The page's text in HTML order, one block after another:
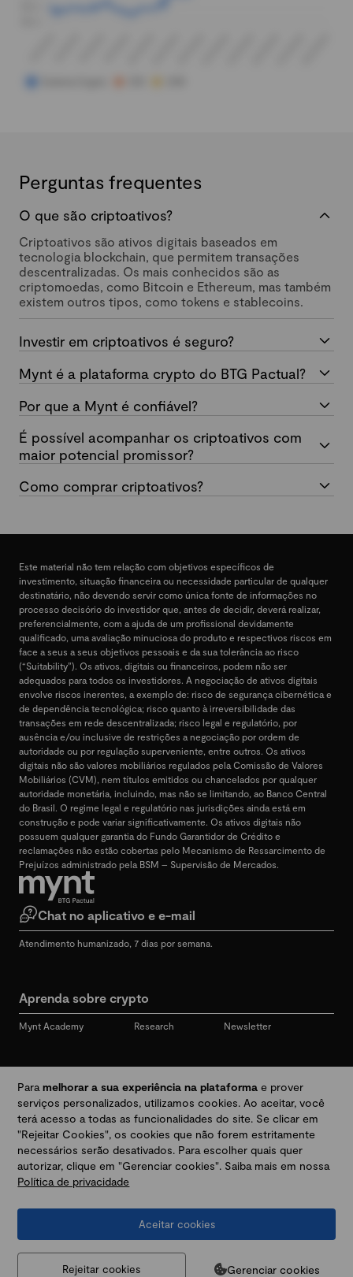
Perguntas frequentes
O que são criptoativos?
Criptoativos são ativos digitais baseados em
tecnologia blockchain, que permitem transações
descentralizadas. Os mais conhecidos são as
criptomoedas, como Bitcoin e Ethereum, mas também
existem outros tipos, como tokens e stablecoins.
Investir em criptoativos é seguro?
Mynt é a plataforma crypto do BTG Pactual?
Por que a Mynt é confiável?
É possível acompanhar os criptoativos com
maior potencial promissor?
Como comprar criptoativos?
Este material não tem relação com objetivos específicos de
investimento, situação financeira ou necessidade particular de qualquer
destinatário, não devendo servir como única fonte de informações no
processo decisório do investidor que, antes de decidir, deverá realizar,
preferencialmente, com a ajuda de um profissional devidamente
qualificado, uma avaliação minuciosa do produto e respectivos riscos em
face a seus a seus objetivos pessoais e da sua tolerância ao risco
(“Suitability”). Os ativos, digitais ou financeiros, podem não ser
adequados para todos os investidores. A negociação de ativos digitais
envolve riscos inerentes, a exemplo de: risco de segurança cibernética e
de dependência tecnológica; risco quanto à irreversibilidade das
transações em rede descentralizada; risco legal e regulatório, por
ausência e/ou inclusive de restrições a negociação por ordem de
autoridade ou por regulação superveniente, entre outros. Os ativos
digitais não são valores mobiliários regulados pela Comissão de Valores
Mobiliários (CVM), nem títulos emitidos ou chancelados por qualquer
autoridade monetária, incluindo, mas não se limitando, ao Banco Central
do Brasil. O regime legal e regulatório nas jurisdições ainda está em
construção e pode variar significativamente. Os ativos digitais não
possuem qualquer garantia do Fundo Garantidor de Crédito e
reclamações não estão cobertas pelo Mecanismo de Ressarcimento de
Prejuízos administrado pela BSM – Supervisão de Mercados.
Aprenda sobre crypto
Mynt Academy Research Newsletter
Chat no aplicativo e e-mail
Atendimento humanizado, 7 dias por semana.
Redes sociais
Desbloqueie seu mundo crypto
Av. Brigadeiro Faria Lima, 3447, 9 andar - sala 11 - Itaim Bibi - São Paulo, SP, 04538-133,
Prevenção a golpes e fraudes|Regulamentos
Paramelhorar a sua experiência na plataforma e prover
serviços personalizados, utilizamos cookies. Ao aceitar, você
terá acesso a todas as funcionalidades do site. Se clicar em
"Rejeitar Cookies", os cookies que não forem estritamente
necessários serão desativados. Para escolher quais quer
autorizar, clique em "Gerenciar cookies". Saiba mais em nossa
Política de privacidade
Gerenciar cookies
Aceitar cookies
Rejeitar cookies